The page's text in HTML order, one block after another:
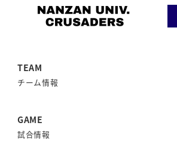
TEAM
チーム情報
GAME
試合情報